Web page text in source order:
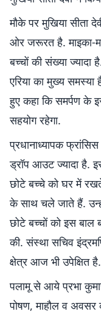
मौके पर मुखिया सीता
ओर जरूरत है. माइका-
बच्चों की संख्या ज्यादा
एरिया का मुख्य समस्या
हुए कहा कि समर्पण के
सहयोग रहेगा.
प्रधानाध्यापक
ड्रॉप आउट ज्यादा है.
छोटे बच्चे को घर में
के साथ चले जाते हैं.
छोटे बच्चों को इस
की. संस्था सचिव
क्षेत्र आज भी उपेक्षित है.
पलामू से आये प्रभा
पोषण, माहौल व